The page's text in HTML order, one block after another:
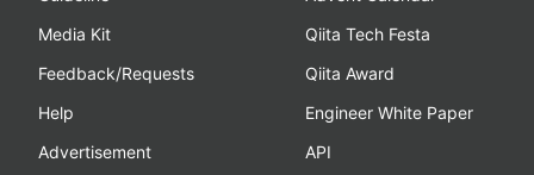
Media Kit
Feedback/Requests
Help
Advertisement
Qiita Tech Festa
Qiita Award
Engineer White Paper
API